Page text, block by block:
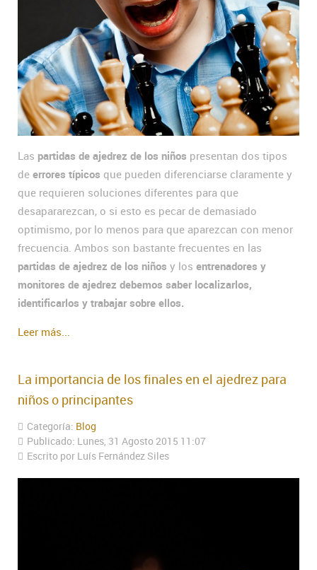
Las partidas de ajedrez de los niños presentan dos tipos
de errores típicos que pueden diferenciarse claramente y
que requieren soluciones diferentes para que
desapararezcan, o si esto es pecar de demasiado
optimismo, por lo menos para que aparezcan con menor
frecuencia. Ambos son bastante frecuentes en las
partidas de ajedrez de los niños y los entrenadores y
monitores de ajedrez debemos saber localizarlos,
identificarlos y trabajar sobre ellos.
Leer más...
La importancia de los finales en el ajedrez para
niños o principantes
Categoría: Blog
Publicado: Lunes, 31 Agosto 2015 11:07
Escrito por Luís Fernández Siles